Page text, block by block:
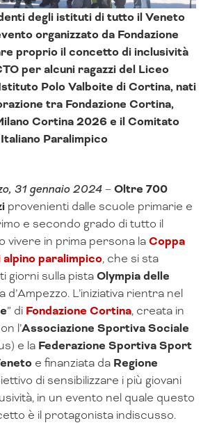
degli istituti di tutto il Veneto
organizzato da Fondazione
proprio il concetto di inclusività
per alcuni ragazzi del Liceo
Polo Valboite di Cortina, nati
tra Fondazione Cortina,
Cortina 2026 e il Comitato
Italiano Paralimpico
31 gennaio 2024 – Oltre 700
provenienti dalle scuole primarie e
e secondo grado di tutto il
vivere in prima persona laCoppa
paralimpico, che si sta
giorni sulla pistaOlympia delle
d’Ampezzo. L’iniziativa rientra nel
” di Fondazione Cortina, creata in
l’Associazione Sportiva Sociale
e la Federazione Sportiva Sport
e finanziata da Regione
di sensibilizzare i più giovani
in un evento nel quale questo
è il protagonista indiscusso.